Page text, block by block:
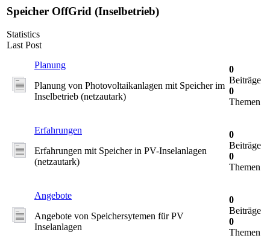
Speicher OffGrid (Inselbetrieb)
Statistics
Last Post
Planung
Planung von Photovoltaikanlagen mit Speicher im
Inselbetrieb (netzautark)
0
Beiträge
0
Themen
Erfahrungen
Erfahrungen mit Speicher in PV-Inselanlagen
(netzautark)
0
Beiträge
0
Themen
Angebote
Angebote von Speichersytemen für PV
Inselanlagen
0
Beiträge
0
Themen